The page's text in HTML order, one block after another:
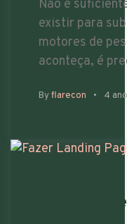
Não é
existir para
motores de
aconteça, é
Byflarecon 4
Landing